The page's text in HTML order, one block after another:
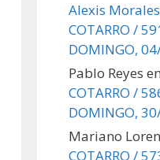
Alexis Morales
COTARRO /
DOMINGO,
Pablo Reyes en
COTARRO /
DOMINGO,
Mariano
COTARRO /